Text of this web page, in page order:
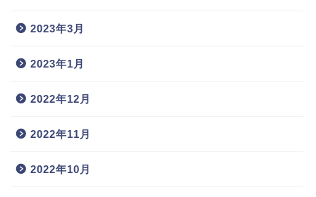
2023年3月
2023年1月
2022年12月
2022年11月
2022年10月